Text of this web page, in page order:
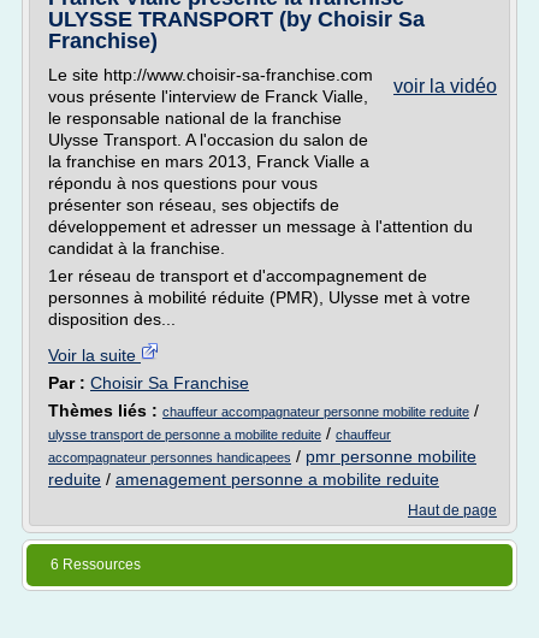
ULYSSE TRANSPORT (by Choisir Sa
Franchise)
voir la vidéo
Le site http://www.choisir-sa-franchise.com
vous présente l'interview de Franck Vialle,
le responsable national de la franchise
Ulysse Transport. A l'occasion du salon de
la franchise en mars 2013, Franck Vialle a
répondu à nos questions pour vous
présenter son réseau, ses objectifs de
développement et adresser un message à l'attention du
candidat à la franchise.
1er réseau de transport et d'accompagnement de
personnes à mobilité réduite (PMR), Ulysse met à votre
disposition des...
Voir la suite
Par : Choisir Sa Franchise
Thèmes liés : chauffeur accompagnateur personne mobilite reduite /
ulysse transport de personne a mobilite reduite / chauffeur
accompagnateur personnes handicapees / pmr personne mobilite
reduite / amenagement personne a mobilite reduite
Haut de page
6 Ressources